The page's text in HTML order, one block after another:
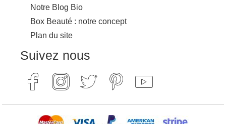
Notre Blog Bio
Box Beauté : notre concept
Plan du site
Suivez nous